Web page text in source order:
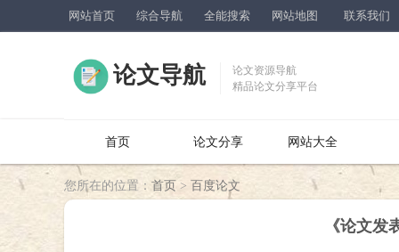
网站首页 综合导航 全能搜索 网站地图 联系我们
论文导航
论文资源导航
精品论文分享平台
首页 论文分享 网站大全
您所在的位置： 首页 > 百度论文
《论文发